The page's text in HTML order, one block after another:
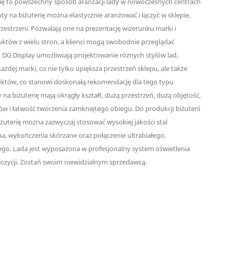
na biżuterię można elastycznie aranżować i łączyć w sklepie,
Pozwalają one na prezentację wizerunku marki i
z wielu stron, a klienci mogą swobodnie przeglądać
Display umożliwiają projektowanie różnych stylów lad,
marki, co nie tylko upiększa przestrzeń sklepu, ale także
co stanowi doskonałą rekomendację dla tego typu
biżuterię mają okrągły kształt, dużą przestrzeń, dużą objętość,
i łatwość tworzenia zamkniętego obiegu. Do produkcji biżuterii
można zazwyczaj stosować wysokiej jakości stal
wykończenia skórzane oraz połączenie ultrabiałego,
Lada jest wyposażona w profesjonalny system oświetlenia
Zostań swoim niewidzialnym sprzedawcą.